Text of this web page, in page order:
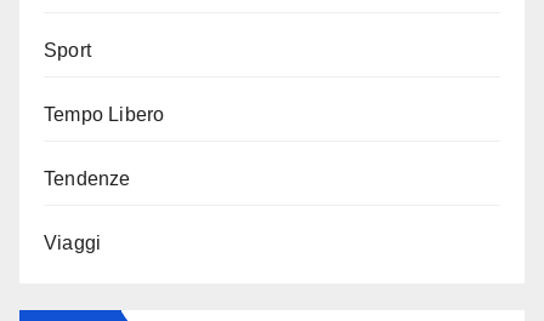
Sport
Tempo Libero
Tendenze
Viaggi